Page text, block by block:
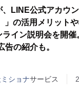
、LINE公式アカウ
」の活用メリット
ライン説明会を開
の紹介も。
ショナサービス